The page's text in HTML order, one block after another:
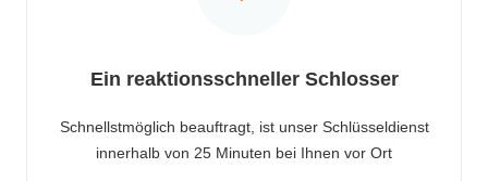
Ein reaktionsschneller Schlosser
Schnellstmöglich beauftragt, ist unser Schlüsseldienst
innerhalb von 25 Minuten bei Ihnen vor Ort